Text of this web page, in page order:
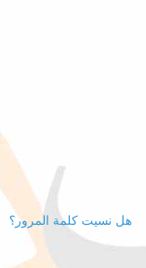
هل نسيت كلمة المرور؟